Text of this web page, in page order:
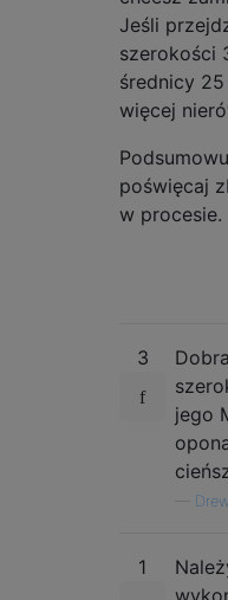
Jeśli
szerokości
średnicy
więcej
poświęcaj
w procesie.
3
jego
1